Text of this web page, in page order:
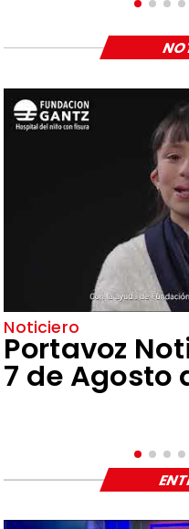
Noticiero
Portavoz
7 de Agosto